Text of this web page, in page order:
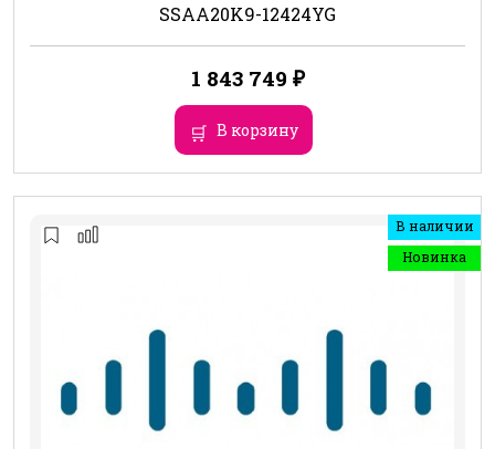
SSAA20K9-12424YG
1 843 749 ₽
В корзину
В наличии
Новинка